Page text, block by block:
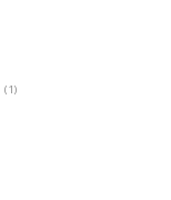
(1)